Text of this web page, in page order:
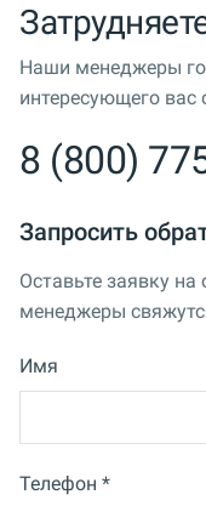
Наши менеджеры
интересующего вас
8 (800)
Запросить
Оставьте заявку
менеджеры
Имя
Телефон *